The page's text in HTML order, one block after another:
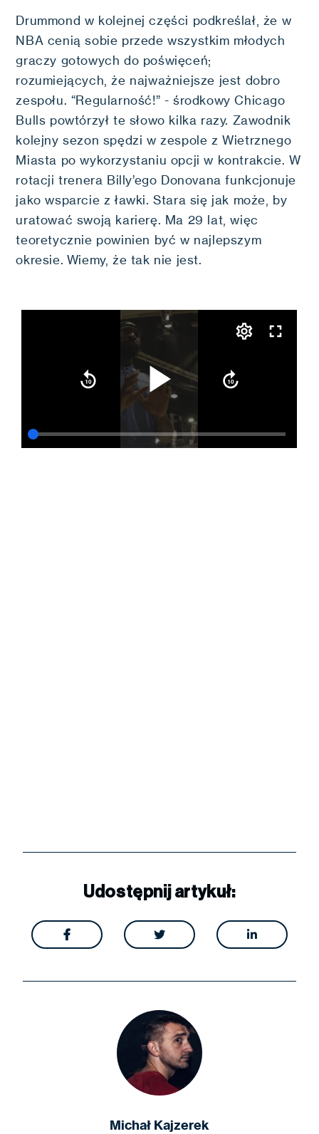
Drummond w kolejnej części podkreślał, że w
NBA cenią sobie przede wszystkim młodych
graczy gotowych do poświęceń;
rozumiejących, że najważniejsze jest dobro
zespołu. “Regularność!” - środkowy Chicago
Bulls powtórzył te słowo kilka razy. Zawodnik
kolejny sezon spędzi w zespole z Wietrznego
Miasta po wykorzystaniu opcji w kontrakcie. W
rotacji trenera Billy’ego Donovana funkcjonuje
jako wsparcie z ławki. Stara się jak może, by
uratować swoją karierę. Ma 29 lat, więc
teoretycznie powinien być w najlepszym
okresie. Wiemy, że tak nie jest.
Udostępnij artykuł:
  
Michał Kajzerek